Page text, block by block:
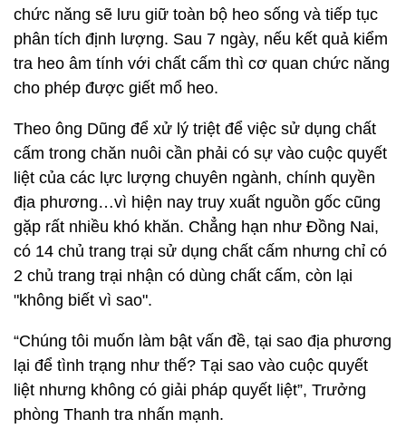
chức năng sẽ lưu giữ toàn bộ heo sống và tiếp tục
phân tích định lượng. Sau 7 ngày, nếu kết quả kiểm
tra heo âm tính với chất cấm thì cơ quan chức năng
cho phép được giết mổ heo.
Theo ông Dũng để xử lý triệt để việc sử dụng chất
cấm trong chăn nuôi cần phải có sự vào cuộc quyết
liệt của các lực lượng chuyên ngành, chính quyền
địa phương…vì hiện nay truy xuất nguồn gốc cũng
gặp rất nhiều khó khăn. Chẳng hạn như Đồng Nai,
có 14 chủ trang trại sử dụng chất cấm nhưng chỉ có
2 chủ trang trại nhận có dùng chất cấm, còn lại
"không biết vì sao".
“Chúng tôi muốn làm bật vấn đề, tại sao địa phương
lại để tình trạng như thế? Tại sao vào cuộc quyết
liệt nhưng không có giải pháp quyết liệt”, Trưởng
phòng Thanh tra nhấn mạnh.